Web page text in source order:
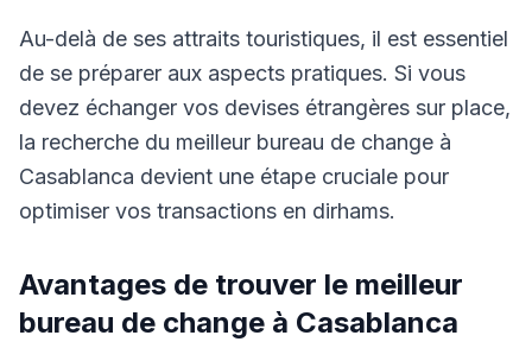
Au-delà de ses attraits touristiques, il est essentiel
de se préparer aux aspects pratiques. Si vous
devez échanger vos devises étrangères sur place,
la recherche du meilleur bureau de change à
Casablanca devient une étape cruciale pour
optimiser vos transactions en dirhams.
Avantages de trouver le meilleur
bureau de change à Casablanca